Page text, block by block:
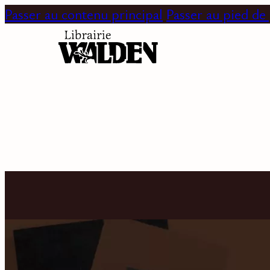
Passer au contenu principal Passer au pied de